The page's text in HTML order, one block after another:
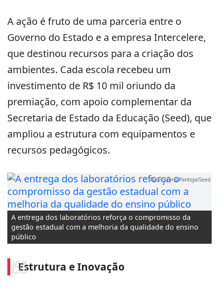
A ação é fruto de uma parceria entre o
Governo do Estado e a empresa Intercelere,
que destinou recursos para a criação dos
ambientes. Cada escola recebeu um
investimento de R$ 10 mil oriundo da
premiação, com apoio complementar da
Secretaria de Estado da Educação (Seed), que
ampliou a estrutura com equipamentos e
recursos pedagógicos.
A entrega dos laboratórios reforça o compromisso da
gestão estadual com a melhoria da qualidade do ensino
público
Foto: Breno Pantoja/Seed
Estrutura e Inovação